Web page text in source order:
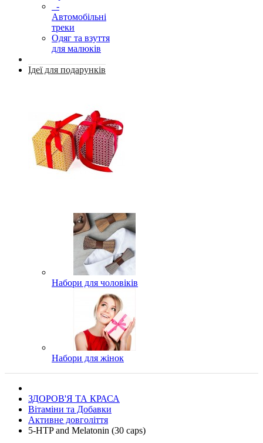
-
Автомобільні
треки
Одяг та взуття
для малюків
Ідеї для подарунків
Набори для чоловіків
Набори для жінок
ЗДОРОВ'Я ТА КРАСА
Вітаміни та Добавки
Активне довголіття
5-HTP and Melatonin (30 caps)